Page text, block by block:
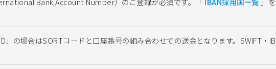
」の場合はSORTコードと口座番号の組み合わせでの送金となります。SWIFT・